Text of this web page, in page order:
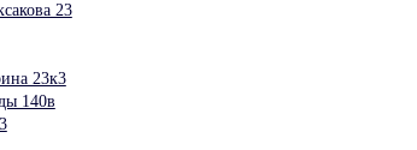
23
23к3
140в